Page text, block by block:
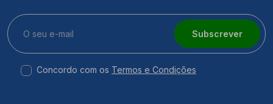
Subscrever
Concordo com os Termos e Condições